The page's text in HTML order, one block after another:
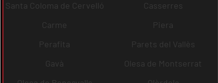
Santa Coloma de Cervelló
Casserres
Carme
Piera
Perafita
Parets del Vallès
Gavà
Olesa de Montserrat